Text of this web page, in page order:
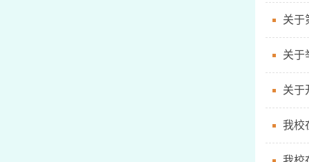
关于
关于
关于
我校